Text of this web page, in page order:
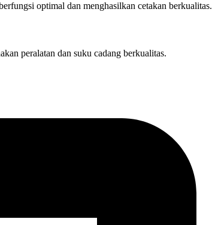
optimal dan menghasilkan cetakan berkualitas.
peralatan dan suku cadang berkualitas.